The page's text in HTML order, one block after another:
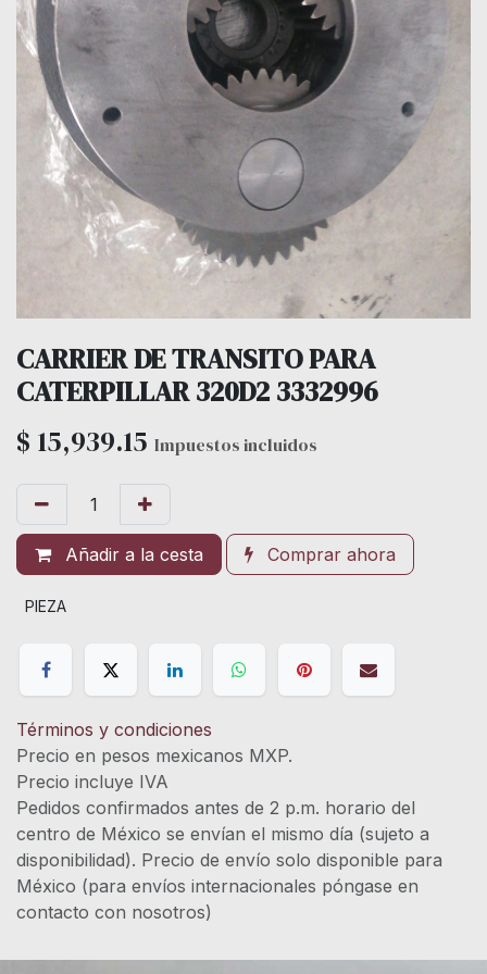
CARRIER DE TRANSITO PARA
CATERPILLAR 320D2 3332996
$ 15,939.15 Impuestos incluidos
Añadir a la cesta Comprar ahora
PIEZA
Términos y condiciones
Precio en pesos mexicanos MXP.
Precio incluye IVA
Pedidos confirmados antes de 2 p.m. horario del
centro de México se envían el mismo día (sujeto a
disponibilidad). Precio de envío solo disponible para
México (para envíos internacionales póngase en
contacto con nosotros)